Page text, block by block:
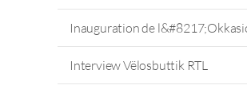
Inauguration de
Interview Vëlosbuttik RTL